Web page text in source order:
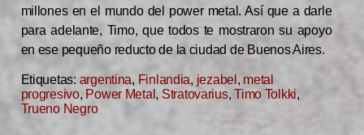
millones en el mundo del power metal. Así que a darle
para adelante, Timo, que todos te mostraron su apoyo
en ese pequeño reducto de la ciudad de Buenos Aires.
Etiquetas: argentina, Finlandia, jezabel , metal
progresivo, Power Metal , Stratovarius, Timo Tolkki,
Trueno Negro